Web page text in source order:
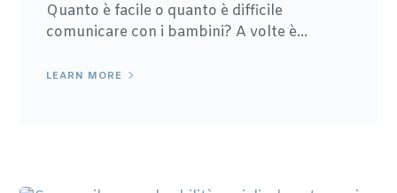
Quanto è facile o quanto è difficile
comunicare con i bambini? A volte è...
LEARN MORE